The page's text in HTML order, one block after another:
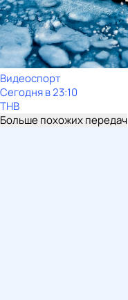
Видеоспорт
Сегодня в 23:10
ТНВ
Больше похожих передач